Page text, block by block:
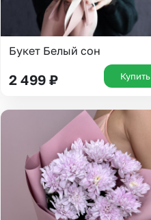
Санкт-Петербург
Самара
Уфа
Екатеринбург
Омск
Воронеж
Букет Белый сон
2 499 ₽ Купить